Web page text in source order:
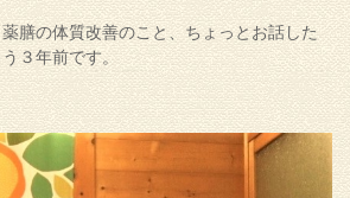
膳の体質改善のこと、ちょっとお話した
３年前です。